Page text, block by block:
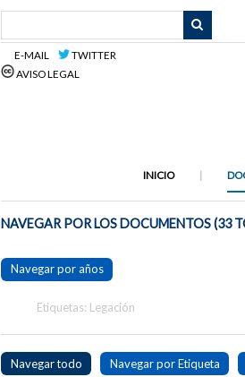
E-MAIL
TWITTER
AVISO LEGAL
INICIO
NAVEGAR POR LOS DOCUMENTOS (33
Navegar por años
Etiquetas: Legación
Navegar todo Navegar por Etiqueta